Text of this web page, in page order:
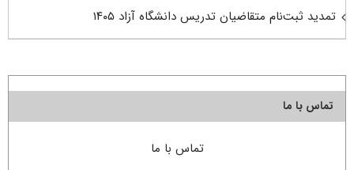
تمدید ثبت‌نام متقاضیان تدریس دانشگاه آزاد ۱۴۰۵
تماس با ما
تماس با ما